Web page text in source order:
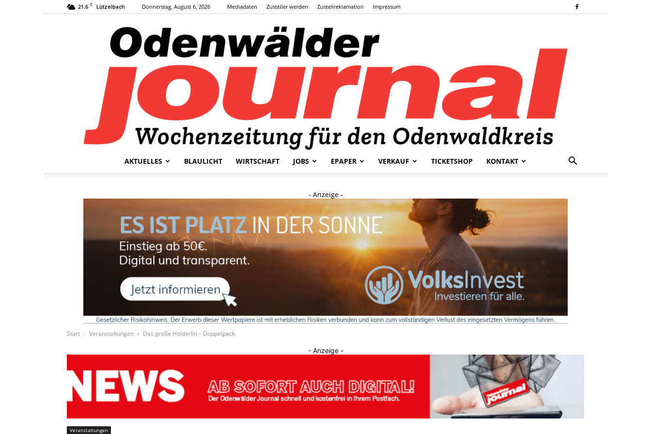
21.6 C Lützelbach Donnerstag, August 6, 2026 Mediadaten Zusteller werden Zustellreklamation Impressum
AKTUELLES BLAULICHT WIRTSCHAFT JOBS EPAPER VERKAUF TICKETSHOP KONTAKT
- Anzeige -
Start Veranstaltungen Das große Hölderlin – Doppelpack
- Anzeige -
Veranstaltungen